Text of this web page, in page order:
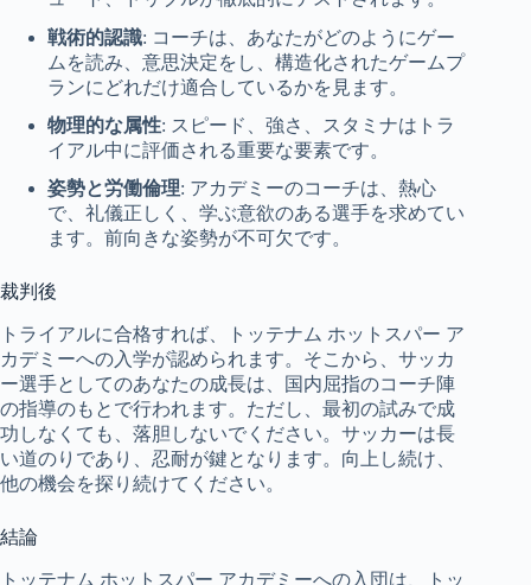
戦術的認識: コーチは、あなたがどのようにゲー
ムを読み、意思決定をし、構造化されたゲームプ
ランにどれだけ適合しているかを見ます。
物理的な属性: スピード、強さ、スタミナはトラ
イアル中に評価される重要な要素です。
姿勢と労働倫理: アカデミーのコーチは、熱心
で、礼儀正しく、学ぶ意欲のある選手を求めてい
ます。前向きな姿勢が不可欠です。
裁判後
トライアルに合格すれば、トッテナム ホットスパー ア
カデミーへの入学が認められます。そこから、サッカ
ー選手としてのあなたの成長は、国内屈指のコーチ陣
の指導のもとで行われます。ただし、最初の試みで成
功しなくても、落胆しないでください。サッカーは長
い道のりであり、忍耐が鍵となります。向上し続け、
他の機会を探り続けてください。
結論
トッテナム ホットスパー アカデミーへの入団は、トッ